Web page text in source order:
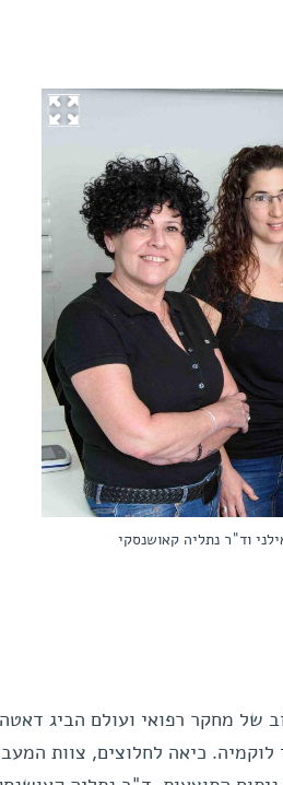
וד"ר נתליה קאושנסקי
של מחקר רפואי ועולם הביג
כיאה לחלוצים, צוות